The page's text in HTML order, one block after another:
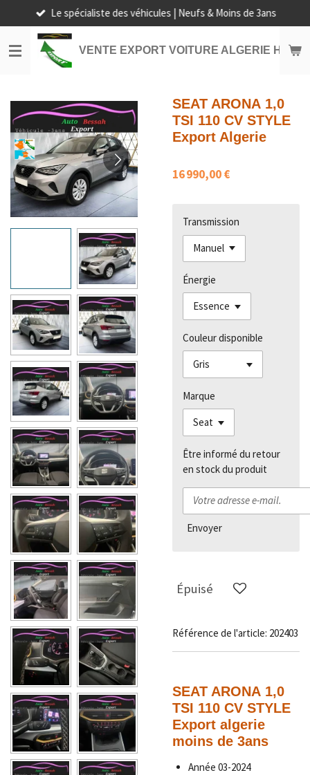
Passer
au
contenu
principal
VENTE EXPORT VOITURE ALGERIE HORS
Le spécialiste des véhicules | Neufs & Moins de 3ans
SEAT ARONA 1,0
TSI 110 CV STYLE
Export Algerie
16 990,00 €
Transmission
Énergie
Couleur disponible
Marque
Être informé du retour
en stock du produit
Envoyer
Épuisé
Référence de l'article: 202403
SEAT ARONA 1,0
TSI 110 CV STYLE
Export algerie
moins de 3ans
Année 03-2024